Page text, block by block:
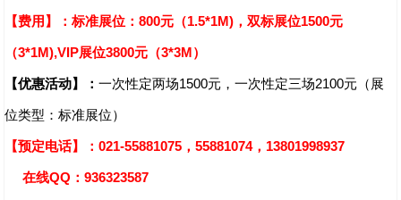
【费用】： 标准展位：800元（1.5*1M)，双标展位1500元
（3*1M),VIP展位3800元（3*3M）
【优惠活动】： 一次性定两场1500元，一次性定三场2100元（展
位类型：标准展位）
【预定电话】：021-55881075，55881074，13801998937
在线QQ：936323587